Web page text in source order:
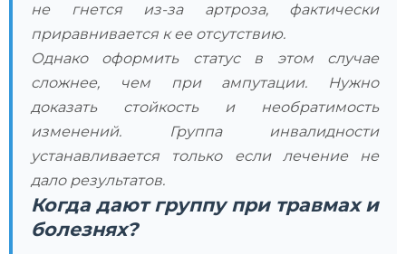
не гнется из-за артроза, фактически
приравнивается к ее отсутствию.
Однако оформить статус в этом случае
сложнее, чем при ампутации. Нужно
доказать стойкость и необратимость
изменений. Группа инвалидности
устанавливается только если лечение не
дало результатов.
Когда дают группу при травмах и
болезнях?